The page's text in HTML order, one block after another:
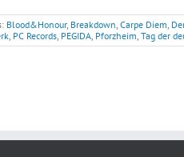
Blood&Honour, Breakdown, Carpe Diem,
, PC Records, PEGIDA, Pforzheim, Tag der